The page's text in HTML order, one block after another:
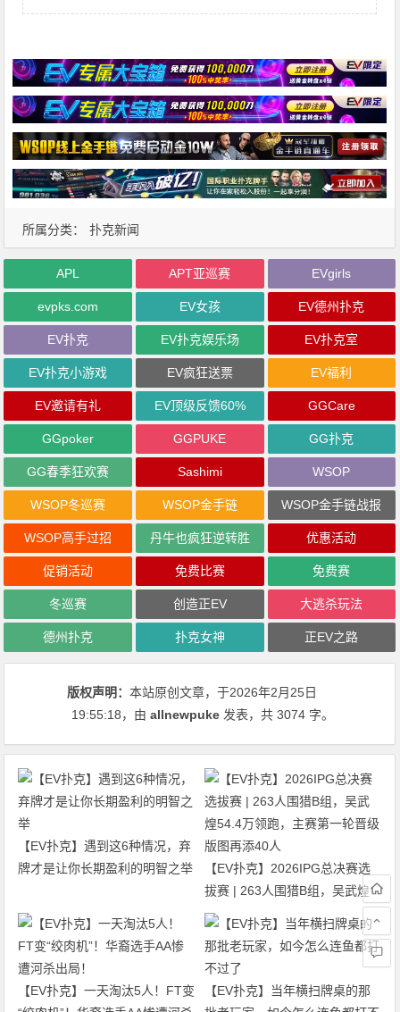
所属分类： 扑克新闻
APL APT亚巡赛 EVgirls
evpks.com EV女孩 EV德州扑克
EV扑克 EV扑克娱乐场 EV扑克室
EV扑克小游戏 EV疯狂送票 EV福利
EV邀请有礼 EV顶级反馈60% GGCare
GGpoker GGPUKE GG扑克
GG春季狂欢赛 Sashimi WSOP
WSOP冬巡赛 WSOP金手链 WSOP金手链战报
WSOP高手过招 丹牛也疯狂逆转胜 优惠活动
促销活动 免费比赛 免费赛
冬巡赛 创造正EV 大逃杀玩法
德州扑克 扑克女神 正EV之路
版权声明：本站原创文章，于2026年2月25日
19:55:18，由allnewpuke 发表，共 3074 字。
【EV扑克】遇到这6种情况，弃
牌才是让你长期盈利的明智之举
【EV扑克】2026IPG总决赛选
拔赛 | 263人围猎B组，吴武煌
54.4万领跑，主赛第一轮晋级版
【EV扑克】一天淘汰5人！FT变
【EV扑克】当年横扫牌桌的那